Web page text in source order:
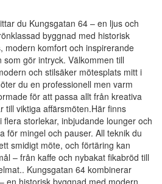
du Kungsgatan 64 – en ljus och
byggnad med historisk
modern komfort och inspirerande
gör intryck. Välkommen till
och stilsäker mötesplats mitt i
du en professionell men varm
för att passa allt från kreativa
till viktiga affärsmöten.Här finns
storlekar, inbjudande lounger och
för mingel och pauser. All teknik du
smidigt möte, och förtäring kan
– från kaffe och nybakat fikabröd till
Kungsgatan 64 kombinerar